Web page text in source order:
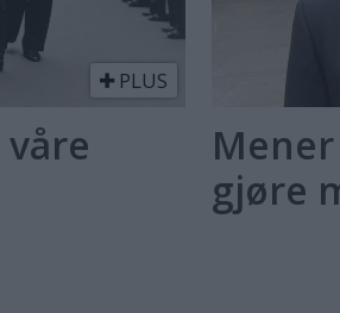
PLUS
gjøre